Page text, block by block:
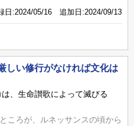
日:2024/05/16 追加日:2024/09/13
しい修行がなければ文化は
、生命讃歌によって滅びる
ころが、ルネッサンスの頃から